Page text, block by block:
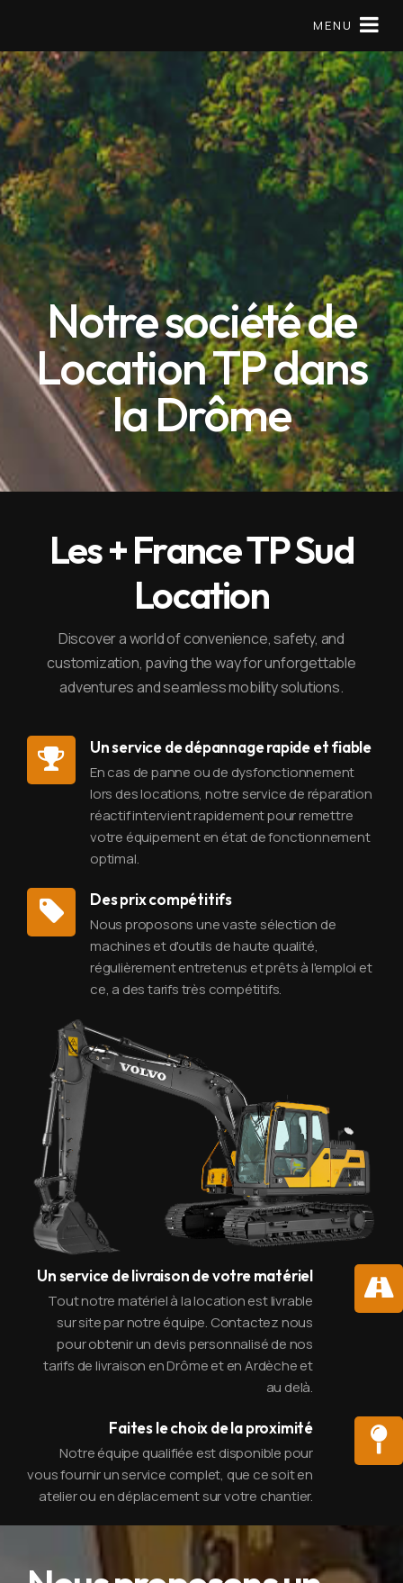
Matériels en location
Mini pelle
À Propos
Réserver
09 79 56 97 57
MENU
Notre société de
Location TP dans
la Drôme
Les + France TP Sud
Location
Discover a world of convenience, safety, and
customization, paving the way for unforgettable
adventures and seamless mobility solutions.
Un service de dépannage rapide et fiable
En cas de panne ou de dysfonctionnement
lors des locations, notre service de réparation
réactif intervient rapidement pour remettre
votre équipement en état de fonctionnement
optimal.
Des prix compétitifs
Nous proposons une vaste sélection de
machines et d'outils de haute qualité,
régulièrement entretenus et prêts à l'emploi et
ce, a des tarifs très compétitifs.
Un service de livraison de votre matériel
Tout notre matériel à la location est livrable
sur site par notre équipe. Contactez nous
pour obtenir un devis personnalisé de nos
tarifs de livraison en Drôme et en Ardèche et
au delà.
Faites le choix de la proximité
Notre équipe qualifiée est disponible pour
vous fournir un service complet, que ce soit en
atelier ou en déplacement sur votre chantier.